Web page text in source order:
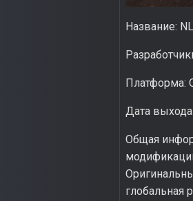
Название:
Платформа:
Дата
Общая
глобальная